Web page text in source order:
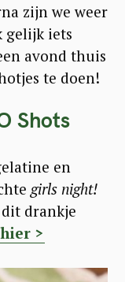
zijn we weer
gelijk iets
avond thuis
te doen!
Shots
en
girls night!
drankje
>